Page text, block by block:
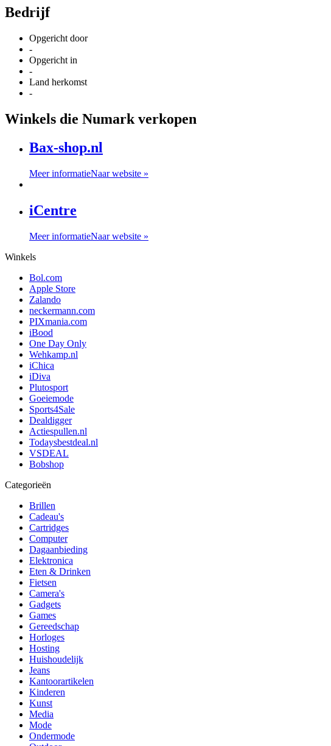
Bedrijf
Opgericht door
-
Opgericht in
-
Land herkomst
-
Winkels die Numark verkopen
Bax-shop.nl
Meer informatieNaar website »
iCentre
Meer informatieNaar website »
Winkels
Bol.com
Apple Store
Zalando
neckermann.com
PIXmania.com
iBood
One Day Only
Wehkamp.nl
iChica
iDiva
Plutosport
Goeiemode
Sports4Sale
Dealdigger
Actiespullen.nl
Todaysbestdeal.nl
VSDEAL
Bobshop
Categorieën
Brillen
Cadeau's
Cartridges
Computer
Dagaanbieding
Elektronica
Eten & Drinken
Fietsen
Camera's
Gadgets
Games
Gereedschap
Horloges
Hosting
Huishoudelijk
Jeans
Kantoorartikelen
Kinderen
Kunst
Media
Mode
Ondermode